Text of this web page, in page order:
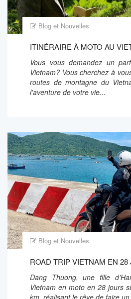
Blog et Nouvelles
ITINÉRAIRE À MOTO AU
Vous vous demandez un
Vietnam? Vous cherchez à
routes de montagne du
l'aventure de votre vie...
Blog et Nouvelles
ROAD TRIP VIETNAM EN 28
Dang Thuong, une fille
Vietnam en moto en 28 jours
km, réalisant le rêve de faire un